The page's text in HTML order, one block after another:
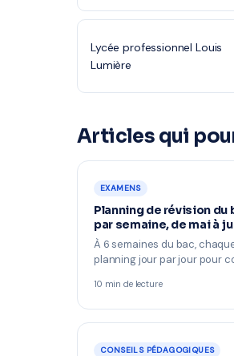
Lycée professionnel Louis
Lumière
Articles qui
EXAMENS
Planning de révision du
par semaine, de mai à
À 6 semaines du bac,
planning jour par jour pour
10 min de lecture
CONSEILS PÉDAGOGIQUES